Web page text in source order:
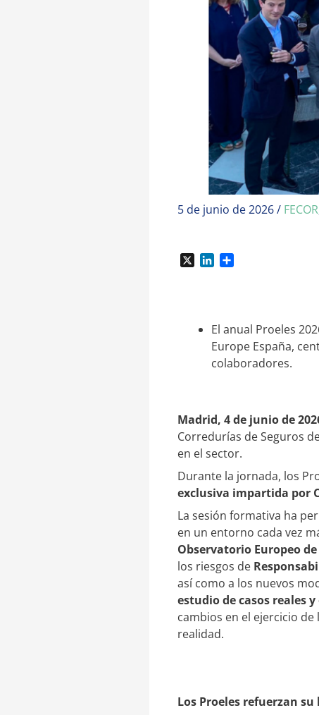
5 de junio de 2026/ FECOR
X
d
I
n
r
t
i
r
El anual Proeles
Europe España,
colaboradores.
Madrid, 4 de junio de
Corredurías de Seguros
en el sector.
Durante la jornada, los
exclusiva impartida por
La sesión formativa ha
en un entorno cada vez
Observatorio Europeo
los riesgos de
así como a los nuevos
estudio de casos reales
cambios en el ejercicio
realidad.
Los Proeles refuerzan